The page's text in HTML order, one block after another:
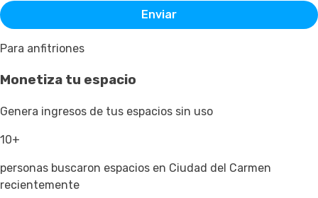
Enviar
Para anfitriones
Monetiza tu espacio
Genera ingresos de tus espacios sin uso
10+
personas buscaron espacios en Ciudad del Carmen
recientemente